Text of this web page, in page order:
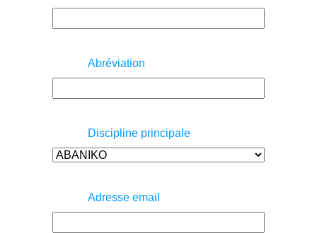
Abréviation
Discipline principale
Adresse email